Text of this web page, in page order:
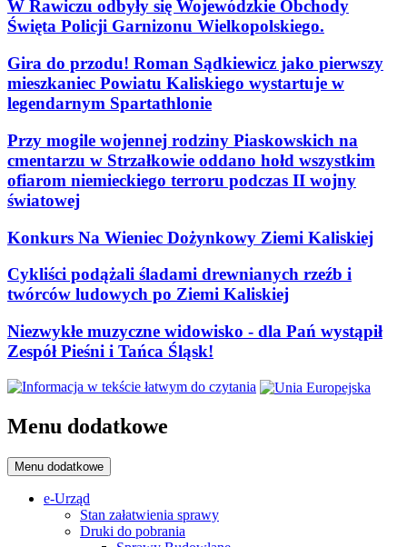
W Rawiczu odbyły się Wojewódzkie Obchody
Święta Policji Garnizonu Wielkopolskiego.
Gira do przodu! Roman Sądkiewicz jako pierwszy
mieszkaniec Powiatu Kaliskiego wystartuje w
legendarnym Spartathlonie
Przy mogile wojennej rodziny Piaskowskich na
cmentarzu w Strzałkowie oddano hołd wszystkim
ofiarom niemieckiego terroru podczas II wojny
światowej
Konkurs Na Wieniec Dożynkowy Ziemi Kaliskiej
Cykliści podążali śladami drewnianych rzeźb i
twórców ludowych po Ziemi Kaliskiej
Niezwykłe muzyczne widowisko - dla Pań wystąpił
Zespół Pieśni i Tańca Śląsk!
Menu dodatkowe
Menu dodatkowe
e-Urząd
Stan załatwienia sprawy
Druki do pobrania